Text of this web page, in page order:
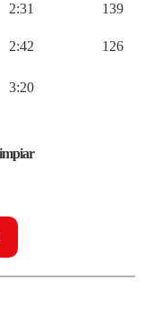
2:31 139
2:42 126
3:20